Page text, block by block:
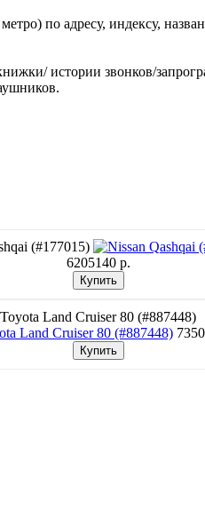
по адресу, индексу,
истории звонков/
(#177015)
6205140 p.
Toyota Land Cruiser 80 (#887448)